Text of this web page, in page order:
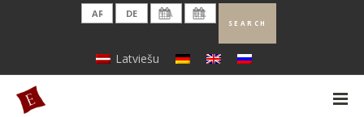
Latviešu